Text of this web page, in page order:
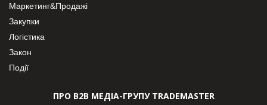
Маркетинг&Продажі
Закупки
Логістика
Закон
Події
ПРО В2В МЕДІА-ГРУПУ TRADEMASTER